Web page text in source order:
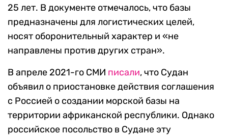
25 лет. В документе отмечалось, что базы
предназначены для логистических целей,
носят оборонительный характер и «не
направлены против других стран».
В апреле 2021-го СМИ писали, что Судан
объявил о приостановке действия соглашения
с Россией о создании морской базы на
территории африканской республики. Однако
российское посольство в Судане эту